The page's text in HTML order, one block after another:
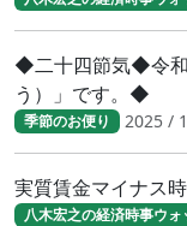
◆二十四節気◆令和
う）」です。◆
季節のお便り 2025 /
実質賃金マイナス
八木宏之の経済時事ウォ